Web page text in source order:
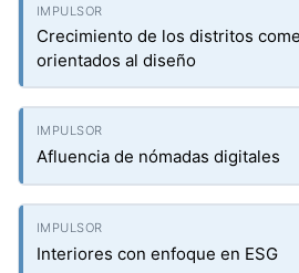
Crecimiento de los distritos
orientados al diseño
Afluencia de nómadas digitales
Interiores con enfoque en ESG